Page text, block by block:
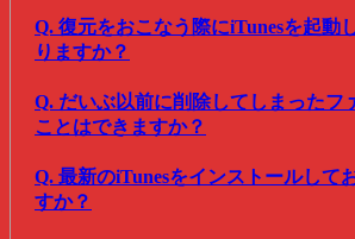
Q. 復元をおこなう際にiTunesを起動
りますか？
Q. だいぶ以前に削除してしまったフ
ことはできますか？
Q. 最新のiTunesをインストールして
すか？